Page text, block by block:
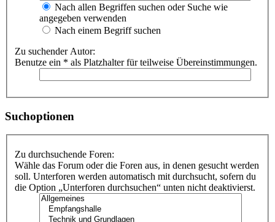
Nach allen Begriffen suchen oder Suche wie
angegeben verwenden
Nach einem Begriff suchen
Zu suchender Autor:
Benutze ein * als Platzhalter für teilweise Übereinstimmungen.
Suchoptionen
Zu durchsuchende Foren:
Wähle das Forum oder die Foren aus, in denen gesucht werden
soll. Unterforen werden automatisch mit durchsucht, sofern du
die Option „Unterforen durchsuchen“ unten nicht deaktivierst.